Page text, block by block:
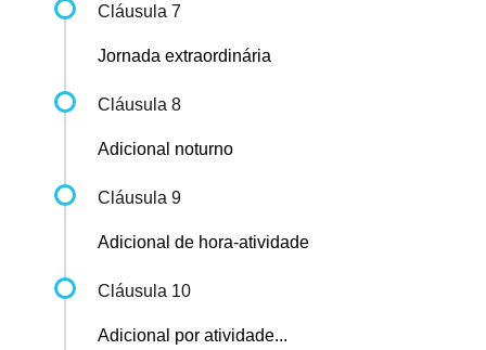
Cláusula 7
Jornada extraordinária
Cláusula 8
Adicional noturno
Cláusula 9
Adicional de hora-atividade
Cláusula 10
Adicional por atividade...